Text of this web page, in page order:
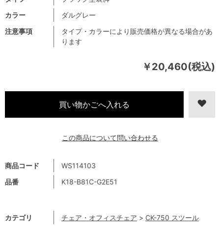
￥20,460(税込)
商品コード
WS114103
品番
K18-B81C-G2E51
カテゴリ チェア・オフィスチェア > CK-750 スツール
注意事項
タイプ・カラーにより販売価格が異なる場合があ
ります
カラー
ダルグレー
この商品について問い合わせる